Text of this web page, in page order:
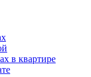
в квартире